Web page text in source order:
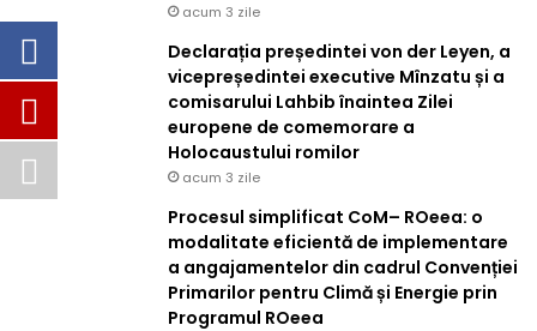
acum 3 zile
Declarația președintei von der Leyen, a
vicepreședintei executive Mînzatu și a
comisarului Lahbib înaintea Zilei
europene de comemorare a
Holocaustului romilor
acum 3 zile
Procesul simplificat CoM– ROeea: o
modalitate eficientă de implementare
a angajamentelor din cadrul Convenției
Primarilor pentru Climă și Energie prin
Programul ROeea